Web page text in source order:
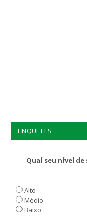
ENQUETES
Qual seu nível
Alto
Médio
Baixo